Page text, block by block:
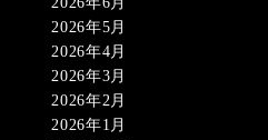
2026年5月
2026年4月
2026年3月
2026年2月
2026年1月